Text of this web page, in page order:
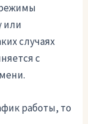
или
случаях
с
работы, то